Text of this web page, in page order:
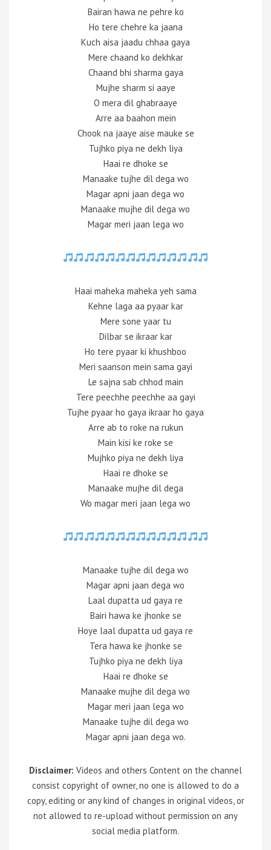
Bairan hawa ne pehre ko
Ho tere chehre ka jaana
Kuch aisa jaadu chhaa gaya
Mere chaand ko dekhkar
Chaand bhi sharma gaya
Mujhe sharm si aaye
O mera dil ghabraaye
Arre aa baahon mein
Chook na jaaye aise mauke se
Tujhko piya ne dekh liya
Haai re dhoke se
Manaake tujhe dil dega wo
Magar apni jaan dega wo
Manaake mujhe dil dega wo
Magar meri jaan lega wo
Haai maheka maheka yeh sama
Kehne laga aa pyaar kar
Mere sone yaar tu
Dilbar se ikraar kar
Ho tere pyaar ki khushboo
Meri saanson mein sama gayi
Le sajna sab chhod main
Tere peechhe peechhe aa gayi
Tujhe pyaar ho gaya ikraar ho gaya
Arre ab to roke na rukun
Main kisi ke roke se
Mujhko piya ne dekh liya
Haai re dhoke se
Manaake mujhe dil dega
Wo magar meri jaan lega wo
Manaake tujhe dil dega wo
Magar apni jaan dega wo
Laal dupatta ud gaya re
Bairi hawa ke jhonke se
Hoye laal dupatta ud gaya re
Tera hawa ke jhonke se
Tujhko piya ne dekh liya
Haai re dhoke se
Manaake mujhe dil dega wo
Magar meri jaan lega wo
Manaake tujhe dil dega wo
Magar apni jaan dega wo.
Disclaimer: Videos and others Content on the channel
consist copyright of owner, no one is allowed to do a
copy, editing or any kind of changes in original videos, or
not allowed to re-upload without permission on any
social media platform.